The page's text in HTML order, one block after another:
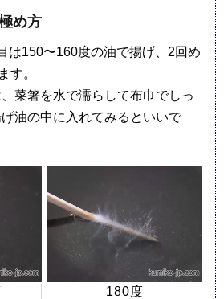
め方
は150〜160度の油で揚げ、2回め
す。
菜箸を水で濡らして布巾でしっ
油の中に入れてみるといいで
180度